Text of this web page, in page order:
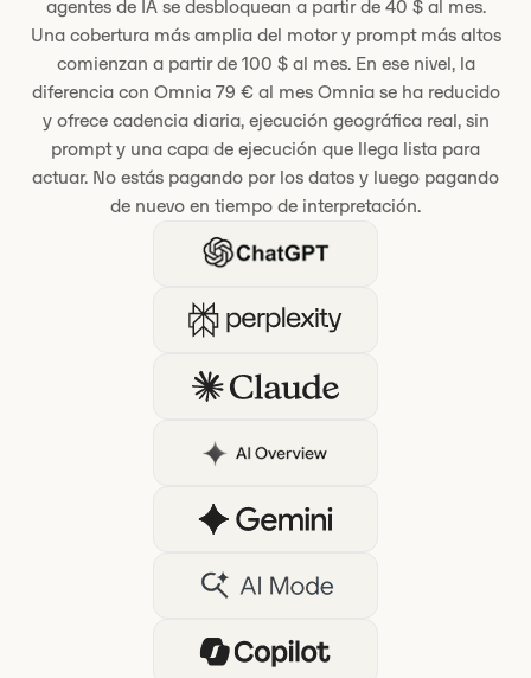
agentes de IA se desbloquean a partir de 40 $ al mes.
Una cobertura más amplia del motor y prompt más altos
comienzan a partir de 100 $ al mes. En ese nivel, la
diferencia con Omnia 79 € al mes Omnia se ha reducido
y ofrece cadencia diaria, ejecución geográfica real, sin
prompt y una capa de ejecución que llega lista para
actuar. No estás pagando por los datos y luego pagando
de nuevo en tiempo de interpretación.